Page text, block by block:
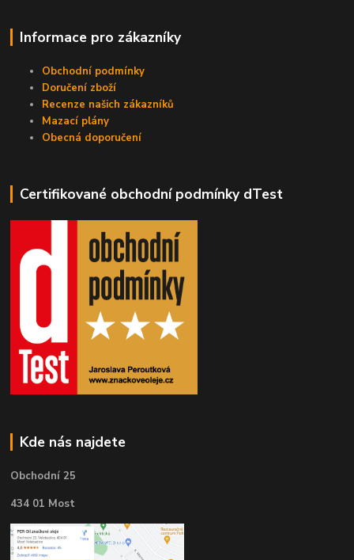
Informace pro zákazníky
Obchodní podmínky
Doručení zboží
Recenze našich zákazníků
Mazací plány
Obecná doporučení
Certifikované obchodní podmínky dTest
Kde nás najdete
Obchodní 25
434 01 Most